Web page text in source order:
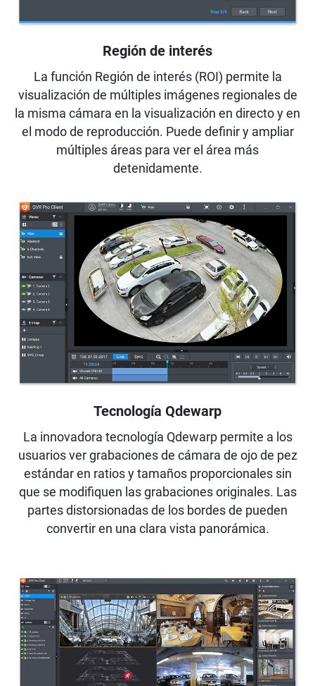
Región de interés
La función Región de interés (ROI) permite la
visualización de múltiples imágenes regionales de
la misma cámara en la visualización en directo y en
el modo de reproducción. Puede definir y ampliar
múltiples áreas para ver el área más
detenidamente.
Tecnología Qdewarp
La innovadora tecnología Qdewarp permite a los
usuarios ver grabaciones de cámara de ojo de pez
estándar en ratios y tamaños proporcionales sin
que se modifiquen las grabaciones originales. Las
partes distorsionadas de los bordes de pueden
convertir en una clara vista panorámica.